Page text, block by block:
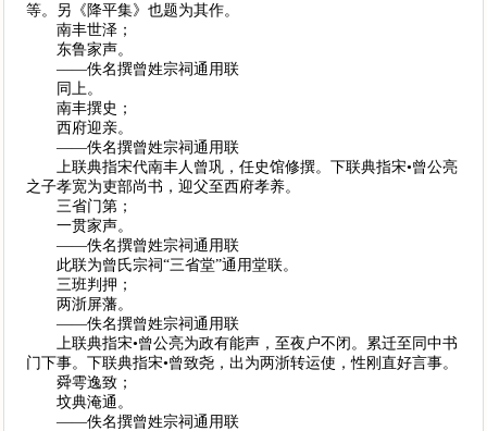
等。另《降平集》也题为其作。
南丰世泽；
东鲁家声。
——佚名撰曾姓宗祠通用联
同上。
南丰撰史；
西府迎亲。
——佚名撰曾姓宗祠通用联
上联典指宋代南丰人曾巩，任史馆修撰。下联典指宋•曾公亮
之子孝宽为吏部尚书，迎父至西府孝养。
三省门第；
一贯家声。
——佚名撰曾姓宗祠通用联
此联为曾氏宗祠“三省堂”通用堂联。
三班判押；
两浙屏藩。
——佚名撰曾姓宗祠通用联
上联典指宋•曾公亮为政有能声，至夜户不闭。累迁至同中书
门下事。下联典指宋•曾致尧，出为两浙转运使，性刚直好言事。
舜雩逸致；
坟典淹通。
——佚名撰曾姓宗祠通用联